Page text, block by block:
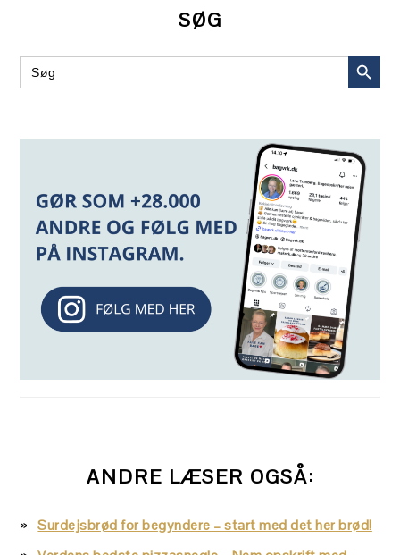
SØG
Search
for:
SEARCH
ANDRE LÆSER OGSÅ:
Surdejsbrød for begyndere – start med det her brød!